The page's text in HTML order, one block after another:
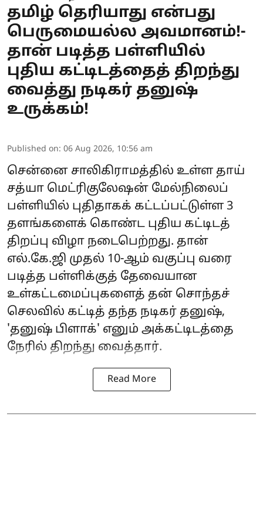
தமிழ் தெரியாது என்பது
பெருமையல்ல அவமானம்!-
தான் படித்த பள்ளியில்
புதிய கட்டிடத்தைத் திறந்து
வைத்து நடிகர் தனுஷ்
உருக்கம்!
Published on: 06 Aug 2026, 10:56 am
சென்னை சாலிகிராமத்தில் உள்ள தாய்
சத்யா மெட்ரிகுலேஷன் மேல்நிலைப்
பள்ளியில் புதிதாகக் கட்டப்பட்டுள்ள 3
தளங்களைக் கொண்ட புதிய கட்டிடத்
திறப்பு விழா நடைபெற்றது. தான்
எல்.கே.ஜி முதல் 10-ஆம் வகுப்பு வரை
படித்த பள்ளிக்குத் தேவையான
உள்கட்டமைப்புகளைத் தன் சொந்தச்
செலவில் கட்டித் தந்த நடிகர் தனுஷ்,
'தனுஷ் பிளாக்' எனும் அக்கட்டிடத்தை
நேரில் திறந்து வைத்தார்.
Read More